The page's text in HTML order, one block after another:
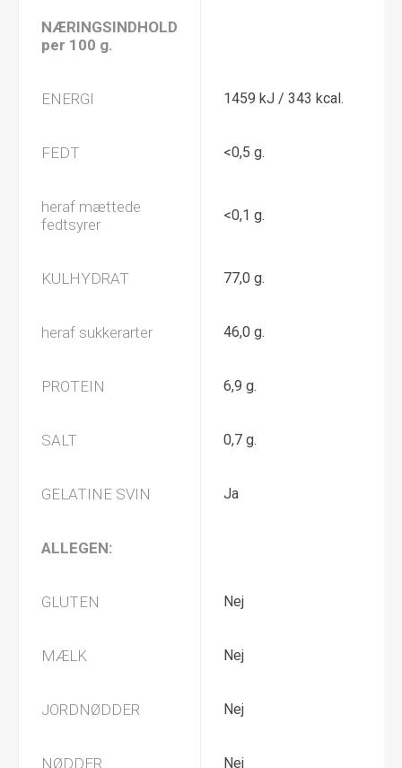
NÆRINGSINDHOLD
per 100 g.
ENERGI 1459 kJ / 343 kcal.
FEDT <0,5 g.
heraf mættede
fedtsyrer
<0,1 g.
KULHYDRAT 77,0 g.
heraf sukkerarter 46,0 g.
PROTEIN 6,9 g.
SALT 0,7 g.
GELATINE SVIN Ja
ALLEGEN:
GLUTEN Nej
MÆLK Nej
JORDNØDDER Nej
NØDDER Nej